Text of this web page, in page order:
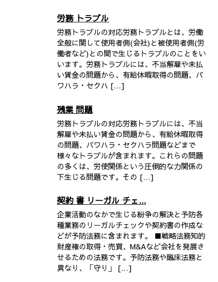
労務 トラブル
労務トラブルの対応労務トラブルとは、労働
全般に関して使用者側(会社)と被使用者側(労
働者など)との間で生じるトラブルのことをい
います。労務トラブルには、不当解雇や未払
い賃金の問題から、有給休暇取得の問題、パ
ワハラ・セクハ […]
残業 問題
労務トラブルの対応労務トラブルには、不当
解雇や未払い賃金の問題から、有給休暇取得
の問題、パワハラ・セクハラ問題などまで
様々なトラブルが含まれます。これらの問題
の多くは、労使関係という圧倒的な力関係の
下生じる問題です。その […]
契約 書 リーガル チェ...
企業活動のなかで生じる紛争の解決と予防各
種業務のリーガルチェックや契約書の作成な
どが予防法務に含まれます。 ■戦略法務知的
財産権の取得・売買、M&Aなど会社を発展さ
せるための法務です。予防法務や臨床法務と
異なり、「守り」 […]